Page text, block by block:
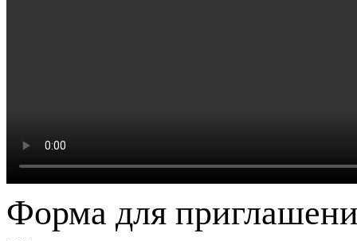
Форма для